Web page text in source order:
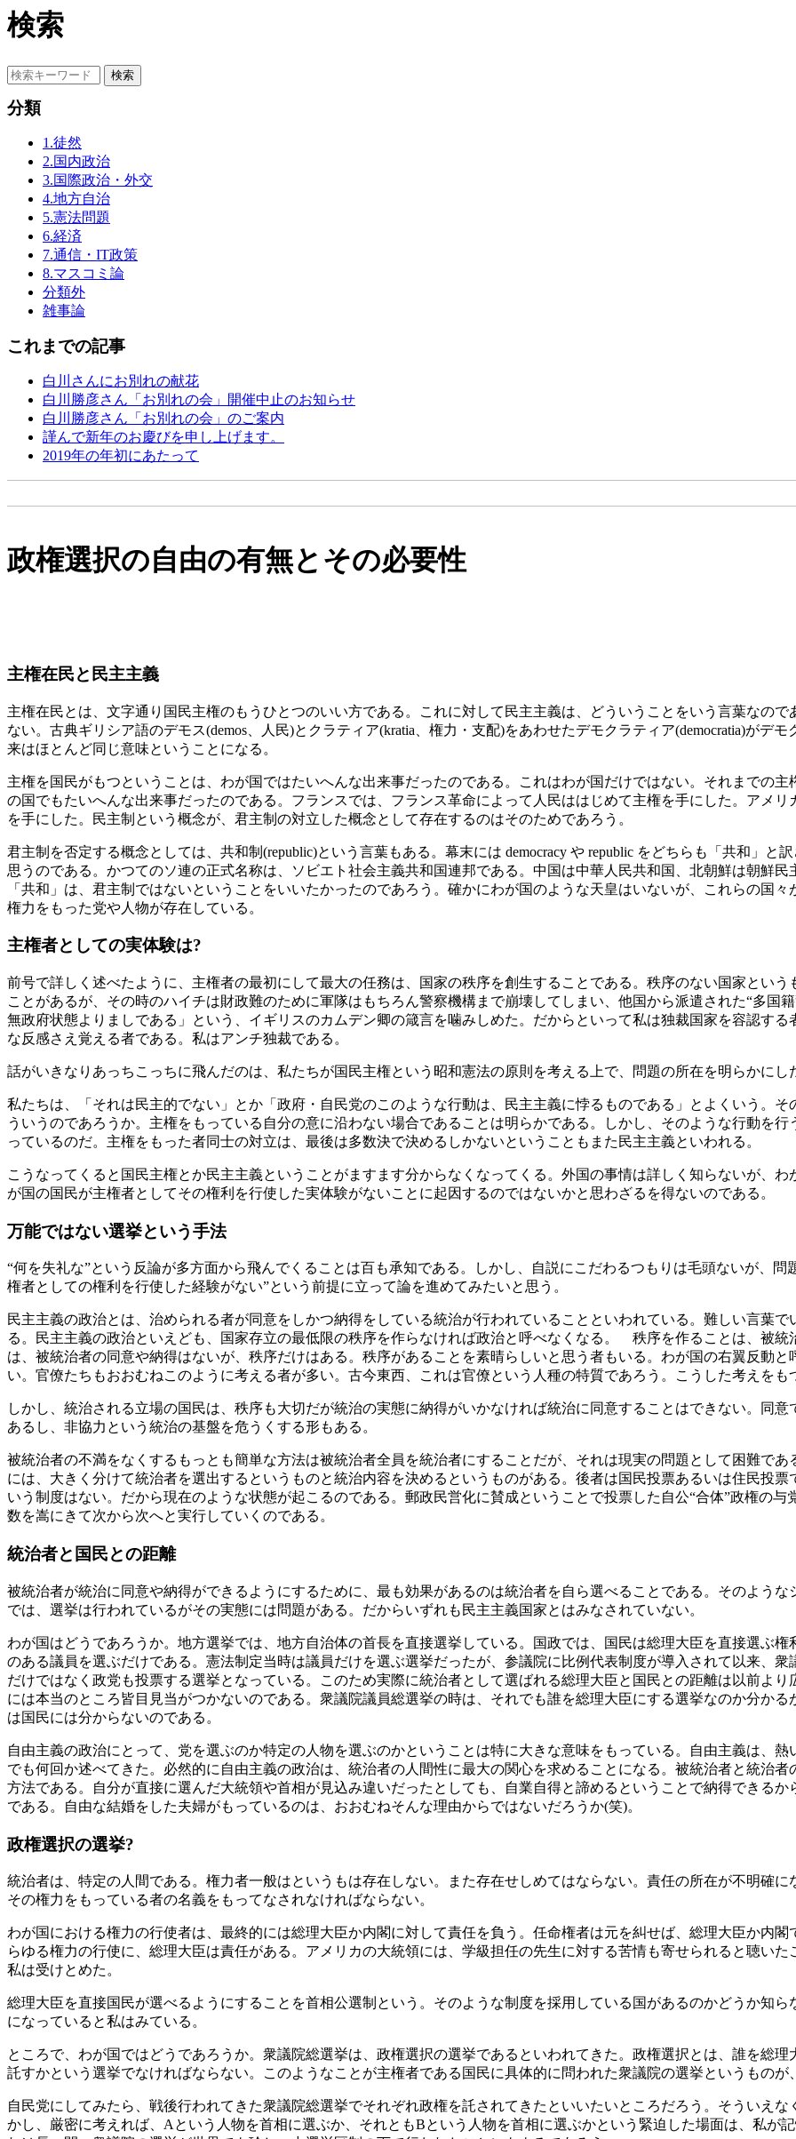
検索
分類
1.徒然
2.国内政治
3.国際政治・外交
4.地方自治
5.憲法問題
6.経済
7.通信・IT政策
8.マスコミ論
分類外
雑事論
これまでの記事
白川さんにお別れの献花
白川勝彦さん「お別れの会」開催中止のお知らせ
白川勝彦さん「お別れの会」のご案内
謹んで新年のお慶びを申し上げます。
2019年の年初にあたって
政権選択の自由の有無とその必要性
主権在民と民主主義
主権在民とは、文字通り国民主権のもうひとつのいい方である。これに対して民主主義は、どういうことをいう言葉なので
ない。古典ギリシア語のデモス(demos、人民)とクラティア(kratia、権力・支配)をあわせたデモクラティア(democratia)がデ
来はほとんど同じ意味ということになる。
主権を国民がもつということは、わが国ではたいへんな出来事だったのである。これはわが国だけではない。それまでの
の国でもたいへんな出来事だったのである。フランスでは、フランス革命によって人民ははじめて主権を手にした。アメ
を手にした。民主制という概念が、君主制の対立した概念として存在するのはそのためであろう。
君主制を否定する概念としては、共和制(republic)という言葉もある。幕末には democracy や republic をどちらも「共和」
思うのである。かつてのソ連の正式名称は、ソビエト社会主義共和国連邦である。中国は中華人民共和国、北朝鮮は朝鮮
「共和」は、君主制ではないということをいいたかったのであろう。確かにわが国のような天皇はいないが、これらの国
権力をもった党や人物が存在している。
主権者としての実体験は?
前号で詳しく述べたように、主権者の最初にして最大の任務は、国家の秩序を創生することである。秩序のない国家とい
ことがあるが、その時のハイチは財政難のために軍隊はもちろん警察機構まで崩壊してしまい、他国から派遣された“多国
無政府状態よりましである」という、イギリスのカムデン卿の箴言を噛みしめた。だからといって私は独裁国家を容認す
な反感さえ覚える者である。私はアンチ独裁である。
話がいきなりあっちこっちに飛んだのは、私たちが国民主権という昭和憲法の原則を考える上で、問題の所在を明らかにし
私たちは、「それは民主的でない」とか「政府・自民党のこのような行動は、民主主義に悖るものである」とよくいう。
ういうのであろうか。主権をもっている自分の意に沿わない場合であることは明らかである。しかし、そのような行動を
っているのだ。主権をもった者同士の対立は、最後は多数決で決めるしかないということもまた民主主義といわれる。
こうなってくると国民主権とか民主主義ということがますます分からなくなってくる。外国の事情は詳しく知らないが、
が国の国民が主権者としてその権利を行使した実体験がないことに起因するのではないかと思わざるを得ないのである。
万能ではない選挙という手法
“何を失礼な”という反論が多方面から飛んでくることは百も承知である。しかし、自説にこだわるつもりは毛頭ないが、
権者としての権利を行使した経験がない”という前提に立って論を進めてみたいと思う。
民主主義の政治とは、治められる者が同意をしかつ納得をしている統治が行われていることといわれている。難しい言葉
る。民主主義の政治といえども、国家存立の最低限の秩序を作らなければ政治と呼べなくなる。 秩序を作ることは、被
は、被統治者の同意や納得はないが、秩序だけはある。秩序があることを素晴らしいと思う者もいる。わが国の右翼反動
い。官僚たちもおおむねこのように考える者が多い。古今東西、これは官僚という人種の特質であろう。こうした考えをも
しかし、統治される立場の国民は、秩序も大切だが統治の実態に納得がいかなければ統治に同意することはできない。同
あるし、非協力という統治の基盤を危うくする形もある。
被統治者の不満をなくするもっとも簡単な方法は被統治者全員を統治者にすることだが、それは現実の問題として困難で
には、大きく分けて統治者を選出するというものと統治内容を決めるというものがある。後者は国民投票あるいは住民投
いう制度はない。だから現在のような状態が起こるのである。郵政民営化に賛成ということで投票した自公“合体”政権の
数を嵩にきて次から次へと実行していくのである。
統治者と国民との距離
被統治者が統治に同意や納得ができるようにするために、最も効果があるのは統治者を自ら選べることである。そのよう
では、選挙は行われているがその実態には問題がある。だからいずれも民主主義国家とはみなされていない。
わが国はどうであろうか。地方選挙では、地方自治体の首長を直接選挙している。国政では、国民は総理大臣を直接選ぶ
のある議員を選ぶだけである。憲法制定当時は議員だけを選ぶ選挙だったが、参議院に比例代表制度が導入されて以来、
だけではなく政党も投票する選挙となっている。このため実際に統治者として選ばれる総理大臣と国民との距離は以前よ
には本当のところ皆目見当がつかないのである。衆議院議員総選挙の時は、それでも誰を総理大臣にする選挙なのか分か
は国民には分からないのである。
自由主義の政治にとって、党を選ぶのか特定の人物を選ぶのかということは特に大きな意味をもっている。自由主義は、
でも何回か述べてきた。必然的に自由主義の政治は、統治者の人間性に最大の関心を求めることになる。被統治者と統治
方法である。自分が直接に選んだ大統領や首相が見込み違いだったとしても、自業自得と諦めるということで納得できる
である。自由な結婚をした夫婦がもっているのは、おおむねそんな理由からではないだろうか(笑)。
政権選択の選挙?
統治者は、特定の人間である。権力者一般はというもは存在しない。また存在せしめてはならない。責任の所在が不明確に
その権力をもっている者の名義をもってなされなければならない。
わが国における権力の行使者は、最終的には総理大臣か内閣に対して責任を負う。任命権者は元を糾せば、総理大臣か内
らゆる権力の行使に、総理大臣は責任がある。アメリカの大統領には、学級担任の先生に対する苦情も寄せられると聴い
私は受けとめた。
総理大臣を直接国民が選べるようにすることを首相公選制という。そのような制度を採用している国があるのかどうか知
になっていると私はみている。
ところで、わが国ではどうであろうか。衆議院総選挙は、政権選択の選挙であるといわれてきた。政権選択とは、誰を総
託すかという選挙でなければならない。このようなことが主権者である国民に具体的に問われた衆議院の選挙というものが
自民党にしてみたら、戦後行われてきた衆議院総選挙でそれぞれ政権を託されてきたといいたいところだろう。そういえ
かし、厳密に考えれば、Aという人物を首相に選ぶか、それともBという人物を首相に選ぶかという緊迫した場面は、私が